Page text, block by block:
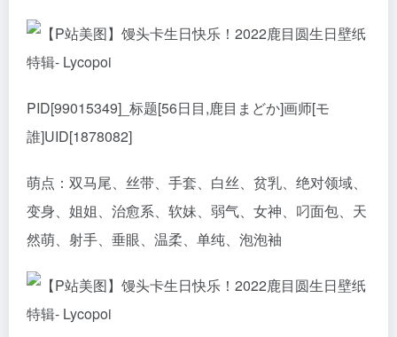
PID[99015349]_标题[56日目,鹿目まどか]画师[モ
誰]UID[1878082]
萌点：双马尾、丝带、手套、白丝、贫乳、绝对领域、
变身、姐姐、治愈系、软妹、弱气、女神、叼面包、天
然萌、射手、垂眼、温柔、单纯、泡泡袖